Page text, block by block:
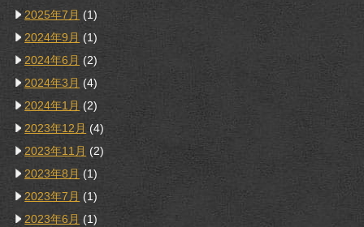
2025年7月 (1)
2024年9月 (1)
2024年6月 (2)
2024年3月 (4)
2024年1月 (2)
2023年12月 (4)
2023年11月 (2)
2023年8月 (1)
2023年7月 (1)
2023年6月 (1)